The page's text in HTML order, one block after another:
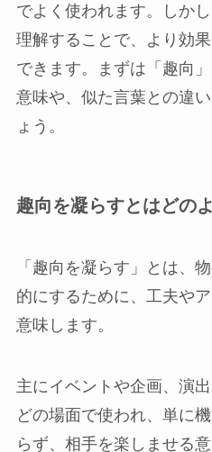
でよく使われます。しか
理解することで、より効
できます。まずは「趣向
意味や、似た言葉との違
ょう。
趣向を凝らすとはどの
「趣向を凝らす」とは、
的にするために、工夫や
意味します。
主にイベントや企画、演
どの場面で使われ、単に
らず、相手を楽しませる